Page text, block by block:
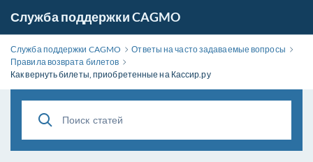
Служба поддержки CAGMO
Служба поддержки CAGMO
Ответы на часто задаваемые вопросы
Правила возврата билетов
Как вернуть билеты, приобретенные на Кассир.ру